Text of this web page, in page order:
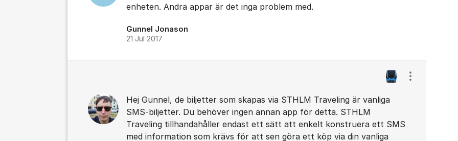
enheten. Andra appar är det inga problem med.
Gunnel Jonason
21 Jul 2017
Hej Gunnel, de biljetter som skapas via STHLM Traveling är vanliga
SMS-biljetter. Du behöver ingen annan app för detta. STHLM
Traveling tillhandahåller endast ett sätt att enkelt konstruera ett SMS
med information som krävs för att sen göra ett köp via din vanliga
Visa/dölj